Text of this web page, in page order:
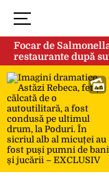
Focar de
restaurante după